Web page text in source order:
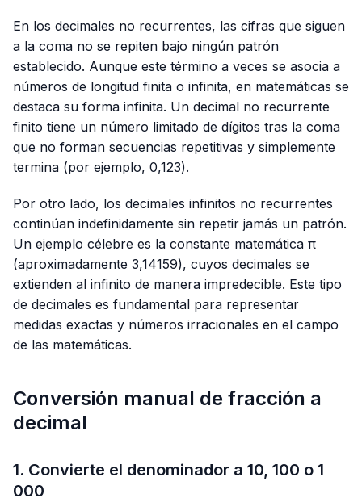
En los decimales no recurrentes, las cifras que siguen
a la coma no se repiten bajo ningún patrón
establecido. Aunque este término a veces se asocia a
números de longitud finita o infinita, en matemáticas se
destaca su forma infinita. Un decimal no recurrente
finito tiene un número limitado de dígitos tras la coma
que no forman secuencias repetitivas y simplemente
termina (por ejemplo, 0,123).
Por otro lado, los decimales infinitos no recurrentes
continúan indefinidamente sin repetir jamás un patrón.
Un ejemplo célebre es la constante matemática π
(aproximadamente 3,14159), cuyos decimales se
extienden al infinito de manera impredecible. Este tipo
de decimales es fundamental para representar
medidas exactas y números irracionales en el campo
de las matemáticas.
Conversión manual de fracción a
decimal
1. Convierte el denominador a 10, 100 o 1
000